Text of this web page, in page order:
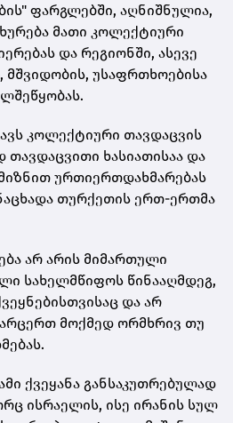
ფარგლებში, აღნიშნულია,
მათი კოლექტიური
და რეგიონში, ასევე
მშვიდობის, უსაფრთხოებისა
კოლექტიური თავდაცვის
ხასიათისაა და
ურთიერთდახმარებას
თურქეთის ერთ-ერთმა
არ არის მიმართული
სახელმწიფოს წინააღმდეგ,
და არ
არცერთ მოქმედ ორმხრივ თუ
ქვეყანა განსაკუთრებულად
ისრაელის, ისე ირანის სულ